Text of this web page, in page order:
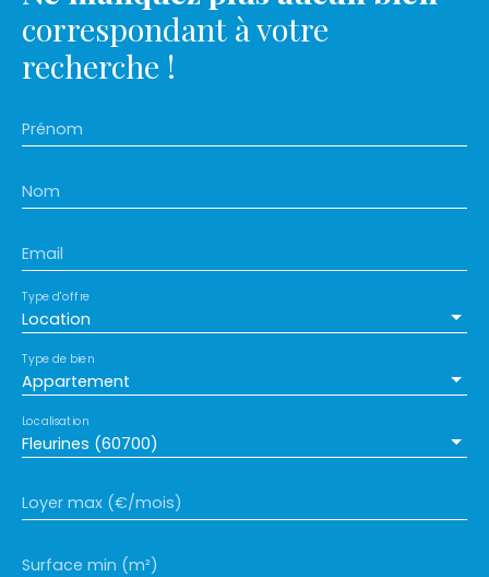
correspondant à votre
recherche !
Prénom
Nom
Email
Location
Type d'offre
Appartement
Type de bien
Fleurines (60700)
Localisation
Loyer max (€/mois)
Surface min (m²)